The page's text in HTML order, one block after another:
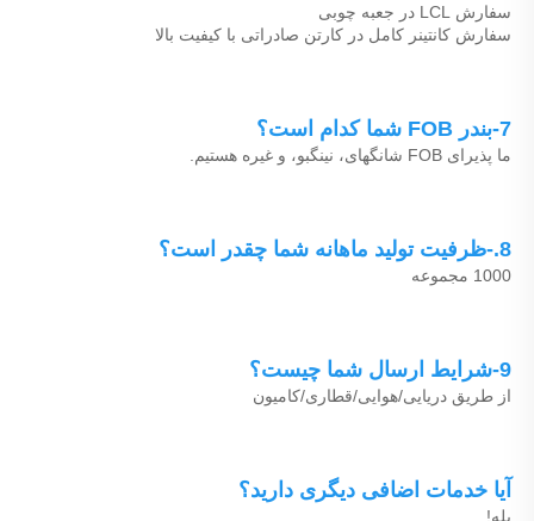
سفارش LCL در جعبه چوبی
سفارش کانتینر کامل در کارتن صادراتی با کیفیت بالا
7-بندر FOB شما کدام است؟
ما پذیرای FOB شانگهای، نینگبو، و غیره هستیم.
8.-ظرفیت تولید ماهانه شما چقدر است؟
1000 مجموعه
9-شرایط ارسال شما چیست؟
از طریق دریایی/هوایی/قطاری/کامیون
آیا خدمات اضافی دیگری دارید؟
بله!